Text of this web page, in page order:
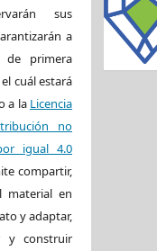
sus
a
de primera
cuál estará
a la Licencia
no
igual 4.0
compartir,
material en
y adaptar,
y construir